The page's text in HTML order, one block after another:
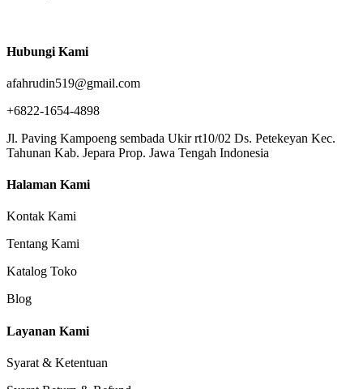
Hubungi Kami
afahrudin519@gmail.com
+6822-1654-4898
Jl. Paving Kampoeng sembada Ukir rt10/02 Ds. Petekeyan Kec.
Tahunan Kab. Jepara Prop. Jawa Tengah Indonesia
Halaman Kami
Kontak Kami
Tentang Kami
Katalog Toko
Blog
Layanan Kami
Syarat & Ketentuan